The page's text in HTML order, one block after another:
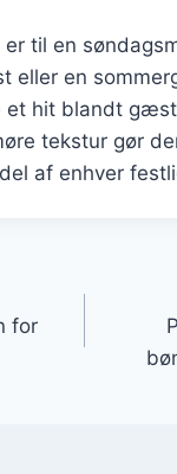
til en
eller en
hit blandt
tekstur gør
af enhver
for